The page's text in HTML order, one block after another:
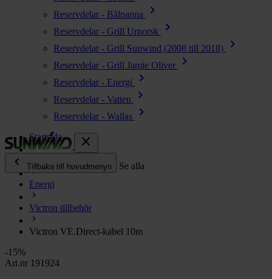
Reservdelar - Bålpanna chevron_right
Reservdelar - Grill Urnorsk chevron_right
Reservdelar - Grill Sunwind (2008 till 2018) chevron_right
Reservdelar - Grill Jamie Oliver chevron_right
Reservdelar - Energi chevron_right
Reservdelar - Vatten chevron_right
Reservdelar - Wallas
chevron_right
close
chevron_left
Tillbaka till huvudmenyn Se alla
Energi
Kök & Gasol chevron_right
Värme chevron_right
Startsida
Energi
Victron tillbehör
Victron VE.Direct-kabel 10m
-15%
Art.nr 191924